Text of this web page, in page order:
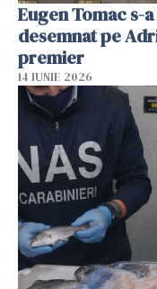
Eugen Tomac s-
desemnat pe
premier
14 IUNIE 2026